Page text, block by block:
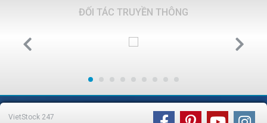
ĐỐI TÁC TRUYỀN THÔNG
VietStock 247